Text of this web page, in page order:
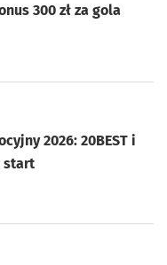
300 zł za gola
2026: 20BEST i
start